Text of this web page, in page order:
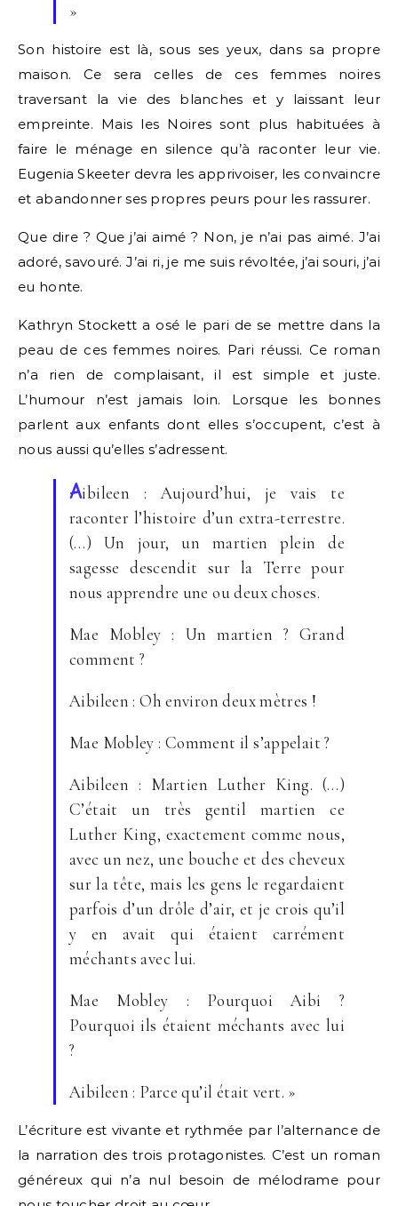
»
Son histoire est là, sous ses yeux, dans sa propre
maison. Ce sera celles de ces femmes noires
traversant la vie des blanches et y laissant leur
empreinte. Mais les Noires sont plus habituées à
faire le ménage en silence qu’à raconter leur vie.
Eugenia Skeeter devra les apprivoiser, les convaincre
et abandonner ses propres peurs pour les rassurer.
Que dire ? Que j’ai aimé ? Non, je n’ai pas aimé. J’ai
adoré, savouré. J’ai ri, je me suis révoltée, j’ai souri, j’ai
eu honte.
Kathryn Stockett a osé le pari de se mettre dans la
peau de ces femmes noires. Pari réussi. Ce roman
n’a rien de complaisant, il est simple et juste.
L’humour n’est jamais loin. Lorsque les bonnes
parlent aux enfants dont elles s’occupent, c’est à
nous aussi qu’elles s’adressent.
Aibileen : Aujourd’hui, je vais te
raconter l’histoire d’un extra-terrestre.
(…) Un jour, un martien plein de
sagesse descendit sur la Terre pour
nous apprendre une ou deux choses.
Mae Mobley : Un martien ? Grand
comment ?
Aibileen : Oh environ deux mètres !
Mae Mobley : Comment il s’appelait ?
Aibileen : Martien Luther King. (…)
C’était un très gentil martien ce
Luther King, exactement comme nous,
avec un nez, une bouche et des cheveux
sur la tête, mais les gens le regardaient
parfois d’un drôle d’air, et je crois qu’il
y en avait qui étaient carrément
méchants avec lui.
Mae Mobley : Pourquoi Aibi ?
Pourquoi ils étaient méchants avec lui
?
Aibileen : Parce qu’il était vert. »
L’écriture est vivante et rythmée par l’alternance de
la narration des trois protagonistes. C’est un roman
généreux qui n’a nul besoin de mélodrame pour